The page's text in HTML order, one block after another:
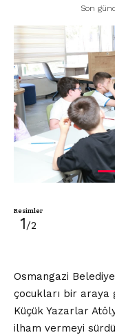
Son
Resimler
1/2
Osmangazi
çocukları bir araya
Küçük Yazarlar
ilham vermeyi